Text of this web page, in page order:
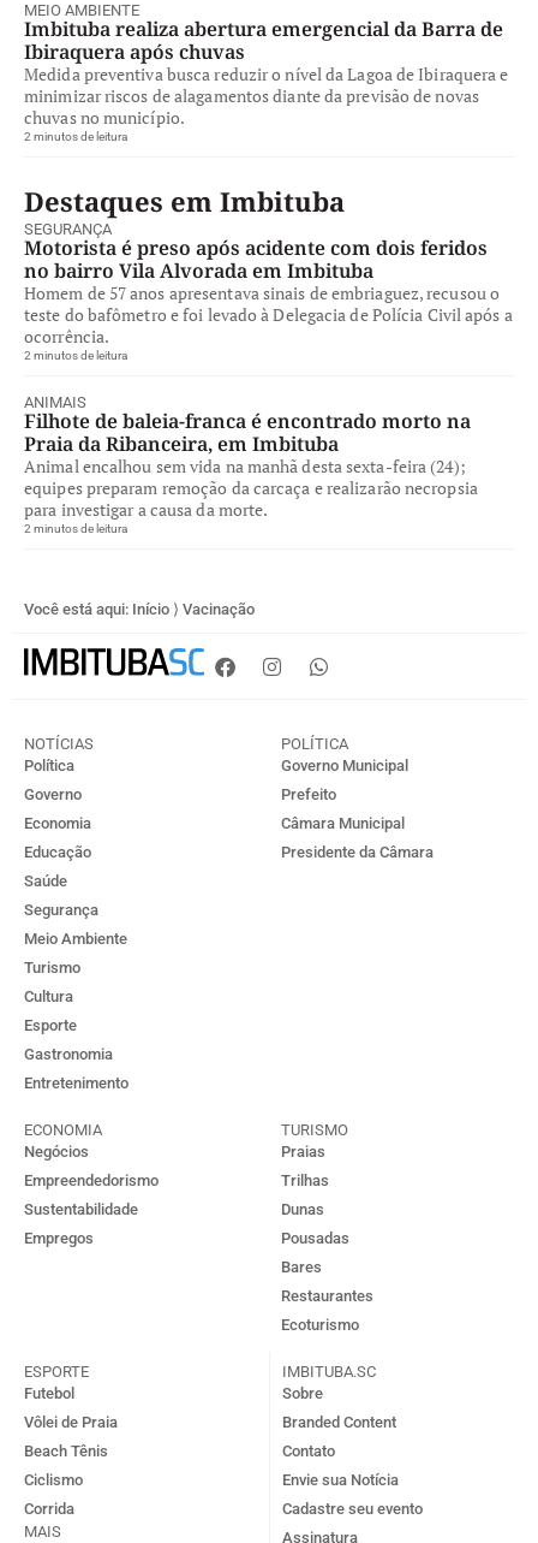
MEIO AMBIENTE
Imbituba realiza abertura emergencial da Barra de
Ibiraquera após chuvas
Medida preventiva busca reduzir o nível da Lagoa de Ibiraquera e
minimizar riscos de alagamentos diante da previsão de novas
chuvas no município.
2 minutos de leitura
Destaques em Imbituba
SEGURANÇA
Motorista é preso após acidente com dois feridos
no bairro Vila Alvorada em Imbituba
Homem de 57 anos apresentava sinais de embriaguez, recusou o
teste do bafômetro e foi levado à Delegacia de Polícia Civil após a
ocorrência.
2 minutos de leitura
ANIMAIS
Filhote de baleia-franca é encontrado morto na
Praia da Ribanceira, em Imbituba
Animal encalhou sem vida na manhã desta sexta-feira (24);
equipes preparam remoção da carcaça e realizarão necropsia
para investigar a causa da morte.
2 minutos de leitura
Você está aqui: Início ⟩ Vacinação
NOTÍCIAS
Política
Governo
Economia
Educação
Saúde
Segurança
Meio Ambiente
Turismo
Cultura
Esporte
Gastronomia
Entretenimento
POLÍTICA
Governo Municipal
Prefeito
Câmara Municipal
Presidente da Câmara
ECONOMIA
Negócios
Empreendedorismo
Sustentabilidade
Empregos
TURISMO
Praias
Trilhas
Dunas
Pousadas
Bares
Restaurantes
Ecoturismo
ESPORTE
Futebol
Vôlei de Praia
Beach Tênis
Ciclismo
Corrida
MAIS
IMBITUBA.SC
Sobre
Branded Content
Contato
Envie sua Notícia
Cadastre seu evento
Assinatura